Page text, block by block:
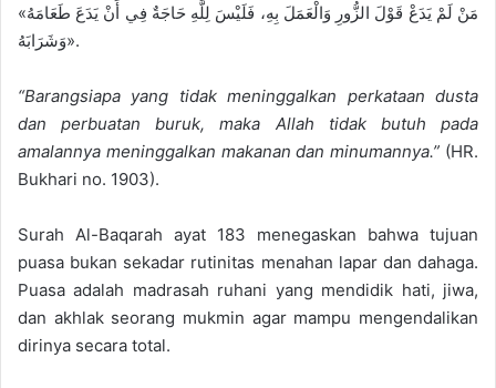
«مَنْ لَمْ يَدَعْ قَوْلَ الزُّورِ وَالْعَمَلَ بِهِ، فَلَيْسَ لِلَّهِ حَاجَةٌ فِي أَنْ يَدَعَ طَعَامَهُ
وَشَرَابَهُ».
“Barangsiapa yang tidak meninggalkan perkataan dusta
dan perbuatan buruk, maka Allah tidak butuh pada
amalannya meninggalkan makanan dan minumannya.” (HR.
Bukhari no. 1903).
Surah Al-Baqarah ayat 183 menegaskan bahwa tujuan
puasa bukan sekadar rutinitas menahan lapar dan dahaga.
Puasa adalah madrasah ruhani yang mendidik hati, jiwa,
dan akhlak seorang mukmin agar mampu mengendalikan
dirinya secara total.